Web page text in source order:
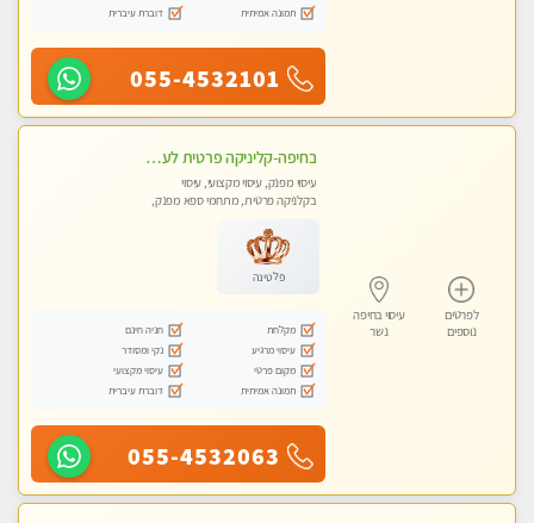
תמונה אמיתית
דוברת עיברית
055-4532101
לפרטים
נוספים
עיסוי בחיפה
נשר
בחיפה-קליניקה פרטית לעיסוי מקצועי ואלטרנטיבי ברמה גבוהה VIP תתקשר ..... highly recommended..new in the city
עיסוי מפנק, עיסוי מקצועי, עיסוי
בקלניקה פרטית, מתחמי ספא מפנק,
פלטינה
מקלחת
חניה חינם
עיסוי מרגיע
נקי ומסודר
מקום פרטי
עיסוי מקצועי
תמונה אמיתית
דוברת עיברית
055-4532063